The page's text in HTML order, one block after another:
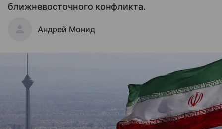
ближневосточного конфликта.
Андрей Монид